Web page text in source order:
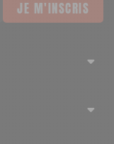
JE M'INSCRIS